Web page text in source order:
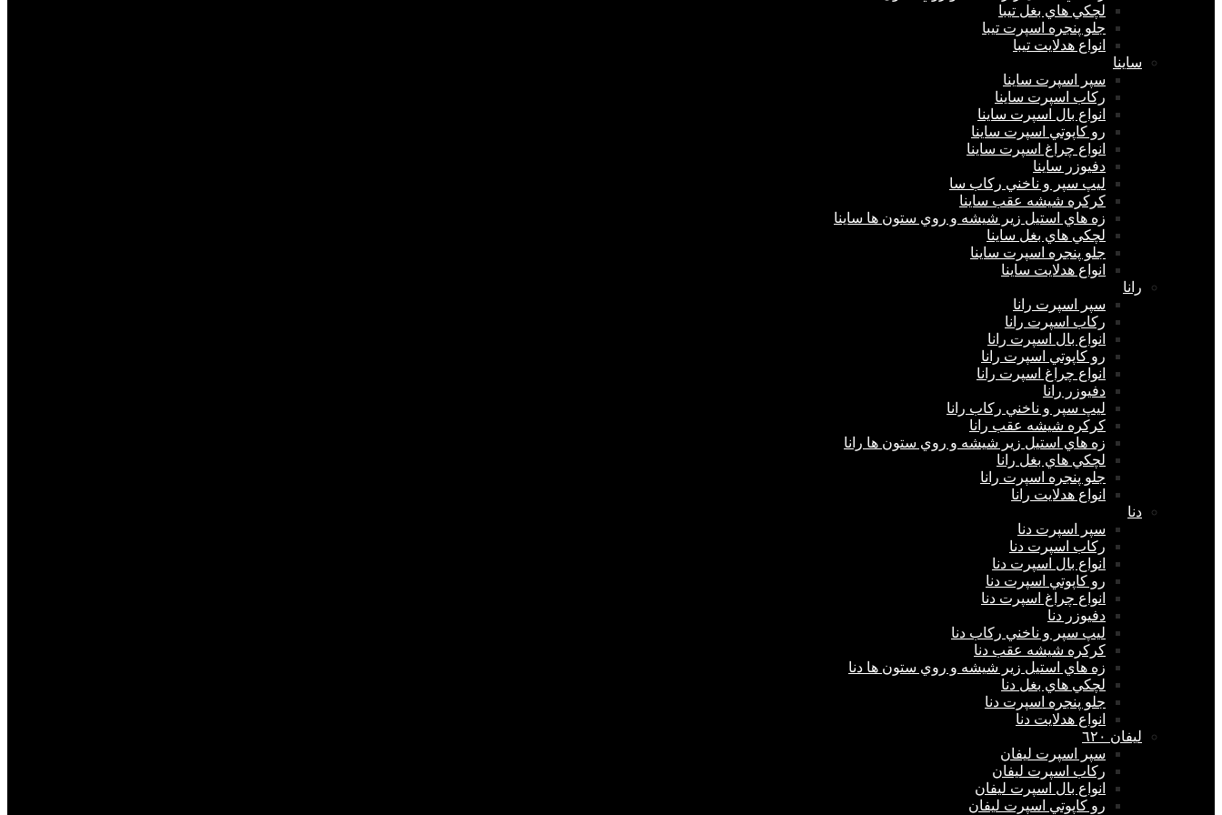
لچكي هاي بغل تیبا
جلو پنجره اسپرت تیبا
انواع هدلايت تیبا
ساينا
سپر اسپرت ساینا
ركاب اسپرت ساینا
انواع بال اسپرت ساینا
رو كاپوتي اسپرت ساینا
انواع چراغ اسپرت ساینا
دفيوزر ساینا
ليپ سپر و ناخني ركاب سا
كركره شيشه عقب ساینا
زه هاي استيل زير شيشه و روي ستون ها ساینا
لچكي هاي بغل ساینا
جلو پنجره اسپرت ساینا
انواع هدلايت ساینا
رانا
سپر اسپرت رانا
ركاب اسپرت رانا
انواع بال اسپرت رانا
رو كاپوتي اسپرت رانا
انواع چراغ اسپرت رانا
دفيوزر رانا
ليپ سپر و ناخني ركاب رانا
كركره شيشه عقب رانا
زه هاي استيل زير شيشه و روي ستون ها رانا
لچكي هاي بغل رانا
جلو پنجره اسپرت رانا
انواع هدلايت رانا
دنا
سپر اسپرت دنا
ركاب اسپرت دنا
انواع بال اسپرت دنا
رو كاپوتي اسپرت دنا
انواع چراغ اسپرت دنا
دفيوزر دنا
ليپ سپر و ناخني ركاب دنا
كركره شيشه عقب دنا
زه هاي استيل زير شيشه و روي ستون ها دنا
لچكي هاي بغل دنا
جلو پنجره اسپرت دنا
انواع هدلايت دنا
ليفان ٦٢٠
سپر اسپرت ليفان
ركاب اسپرت ليفان
انواع بال اسپرت ليفان
رو كاپوتي اسپرت ليفان